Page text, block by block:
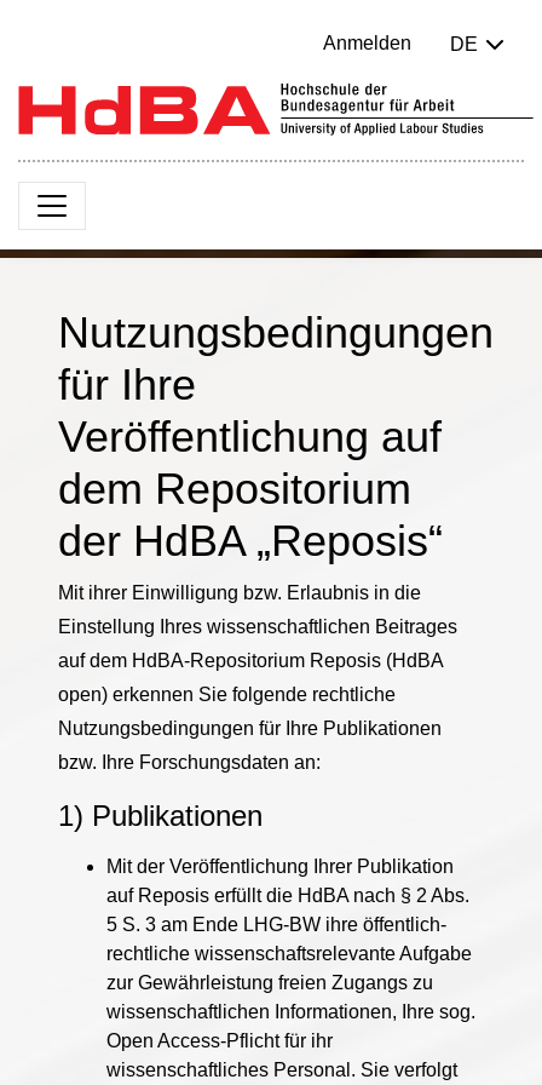
Anmelden DE
Nutzungsbedingungen
für Ihre
Veröffentlichung auf
dem Repositorium
der HdBA „Reposis“
Mit ihrer Einwilligung bzw. Erlaubnis in die
Einstellung Ihres wissenschaftlichen Beitrages
auf dem HdBA-Repositorium Reposis (HdBA
open) erkennen Sie folgende rechtliche
Nutzungsbedingungen für Ihre Publikationen
bzw. Ihre Forschungsdaten an:
1) Publikationen
Mit der Veröffentlichung Ihrer Publikation
auf Reposis erfüllt die HdBA nach § 2 Abs.
5 S. 3 am Ende LHG-BW ihre öffentlich-
rechtliche wissenschaftsrelevante Aufgabe
zur Gewährleistung freien Zugangs zu
wissenschaftlichen Informationen, Ihre sog.
Open Access-Pflicht für ihr
wissenschaftliches Personal. Sie verfolgt